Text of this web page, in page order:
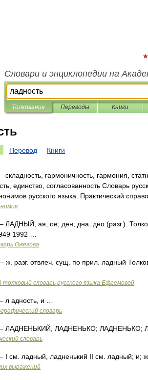
Словари и энциклопедии на
Толкования Переводы Книги
Перевод Книги
складность, гармоничность, гармония,
единство, согласованность Словарь
русского языка. Практический
ЛАДНЫЙ, ая, ое; ден, дна, дно (разг.).
1992 …
Ожегова
ж. разг. отвлеч. сущ. по прил. ладный
словарь русского языка Ефремовой
л адность, и …
словарь
ЛАДНЕНЬКИЙ, ЛАДНЕНЬКО; ЛАДНЕНЬКО;
словарь
I см. ладный, ладненький II см. ладный; и;
выражений